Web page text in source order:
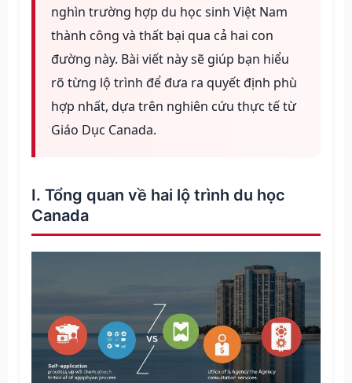
nghìn trường hợp du học sinh Việt Nam
thành công và thất bại qua cả hai con
đường này. Bài viết này sẽ giúp bạn hiểu
rõ từng lộ trình để đưa ra quyết định phù
hợp nhất, dựa trên nghiên cứu thực tế từ
Giáo Dục Canada.
I. Tổng quan về hai lộ trình du học
Canada